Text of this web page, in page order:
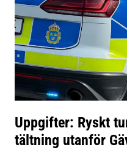
Uppgifter: Ryskt
tältning utanför